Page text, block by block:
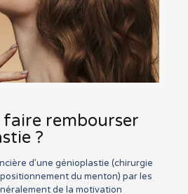
faire rembourser
?
d’une génioplastie (chirurgie
du menton) par les
de la motivation